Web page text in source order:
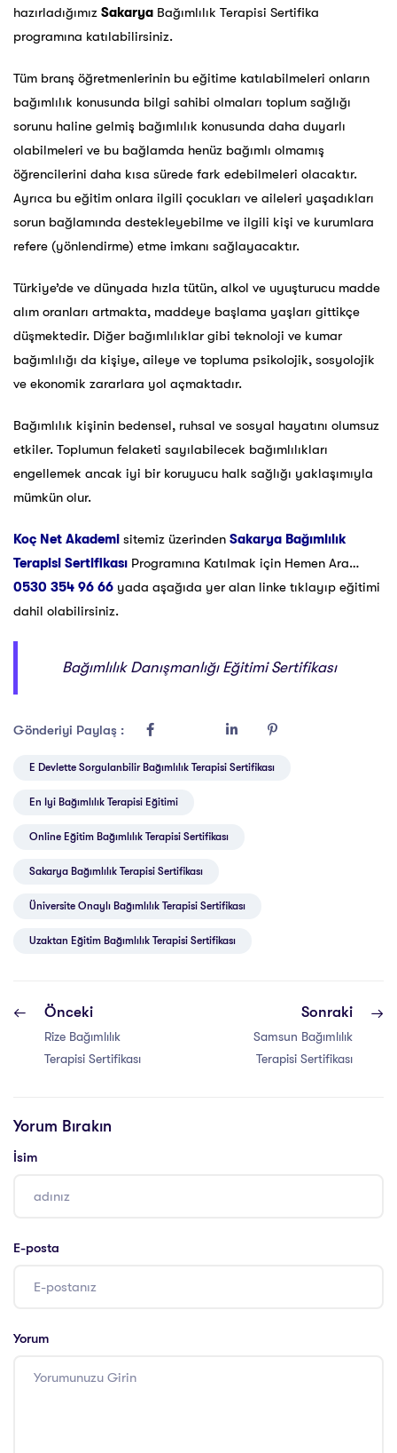
hazırladığımız Sakarya Bağımlılık Terapisi Sertifika
programına katılabilirsiniz.
Tüm branş öğretmenlerinin bu eğitime katılabilmeleri onların
bağımlılık konusunda bilgi sahibi olmaları toplum sağlığı
sorunu haline gelmiş bağımlılık konusunda daha duyarlı
olabilmeleri ve bu bağlamda henüz bağımlı olmamış
öğrencilerini daha kısa sürede fark edebilmeleri olacaktır.
Ayrıca bu eğitim onlara ilgili çocukları ve aileleri yaşadıkları
sorun bağlamında destekleyebilme ve ilgili kişi ve kurumlara
refere (yönlendirme) etme imkanı sağlayacaktır.
Türkiye’de ve dünyada hızla tütün, alkol ve uyuşturucu madde
alım oranları artmakta, maddeye başlama yaşları gittikçe
düşmektedir. Diğer bağımlılıklar gibi teknoloji ve kumar
bağımlılığı da kişiye, aileye ve topluma psikolojik, sosyolojik
ve ekonomik zararlara yol açmaktadır.
Bağımlılık kişinin bedensel, ruhsal ve sosyal hayatını olumsuz
etkiler. Toplumun felaketi sayılabilecek bağımlılıkları
engellemek ancak iyi bir koruyucu halk sağlığı yaklaşımıyla
mümkün olur.
Koç Net Akademi sitemiz üzerinden Sakarya Bağımlılık
Terapisi Sertifikası Programına Katılmak için Hemen Ara…
0530 354 96 66 yada aşağıda yer alan linke tıklayıp eğitimi
dahil olabilirsiniz.
Bağımlılık Danışmanlığı Eğitimi Sertifikası
Gönderiyi Paylaş :
E Devlette Sorgulanbilir Bağımlılık Terapisi Sertifikası
En Iyi Bağımlılık Terapisi Eğitimi
Online Eğitim Bağımlılık Terapisi Sertifikası
Sakarya Bağımlılık Terapisi Sertifikası
Üniversite Onaylı Bağımlılık Terapisi Sertifikası
Uzaktan Eğitim Bağımlılık Terapisi Sertifikası
Önceki
Rize Bağımlılık
Terapisi Sertifikası
Sonraki
Samsun Bağımlılık
Terapisi Sertifikası
Yorum Bırakın
İsim
E-posta
Yorum